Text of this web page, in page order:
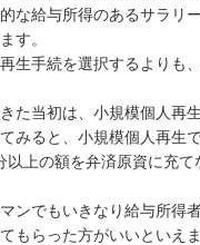
な給与所得のあるサラリ
す。
生手続を選択するよりも
た当初は、小規模個人再
みると、小規模個人再生
以上の額を弁済原資に充
ンでもいきなり給与所得
もらった方がいいといえま